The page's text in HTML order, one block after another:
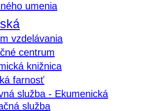
umenia
vzdelávania
centrum
knižnica
farnosť
služba - Ekumenická
služba